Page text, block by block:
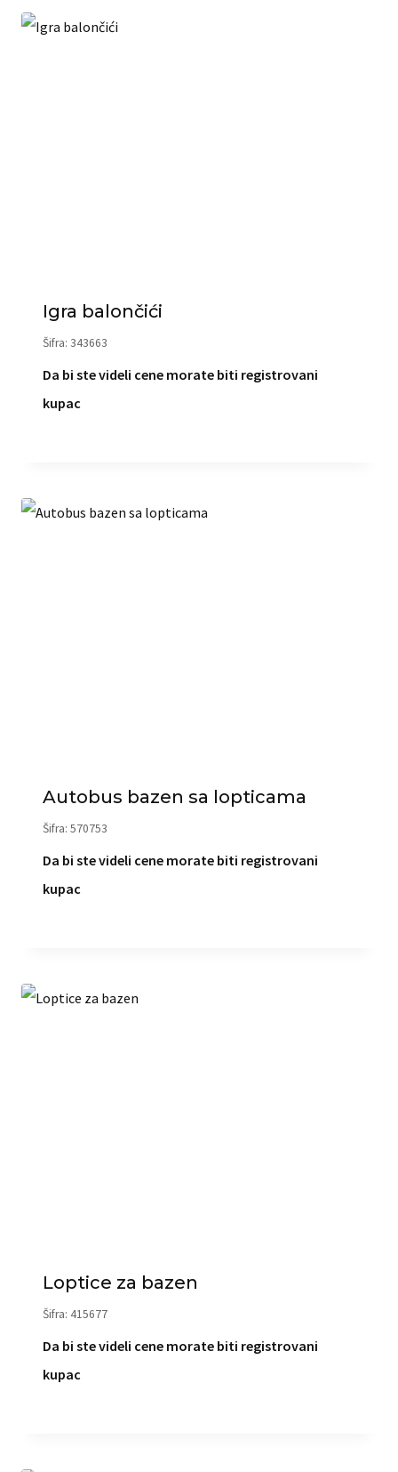
Igra balončići
Šifra: 343663
Da bi ste videli cene morate biti registrovani
kupac
Autobus bazen sa lopticama
Šifra: 570753
Da bi ste videli cene morate biti registrovani
kupac
Loptice za bazen
Šifra: 415677
Da bi ste videli cene morate biti registrovani
kupac